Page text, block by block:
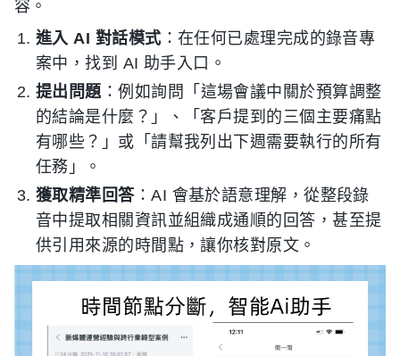
容。
進入 AI 對話模式：在任何已處理完成的錄音專
案中，找到 AI 助手入口。
提出問題：例如詢問「這場會議中關於預算調整
的結論是什麼？」、「客戶提到的三個主要痛點
有哪些？」或「請幫我列出下週需要執行的所有
任務」。
獲取精準回答：AI 會基於語意理解，從整段錄
音中提取相關資訊並組織成通順的回答，甚至提
供引用來源的時間點，讓你核對原文。